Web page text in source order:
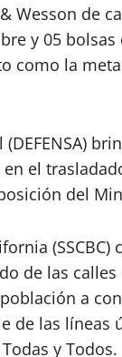
Wesson de
y 05
como la
el
del
de las
a
de las líneas
y Todos.